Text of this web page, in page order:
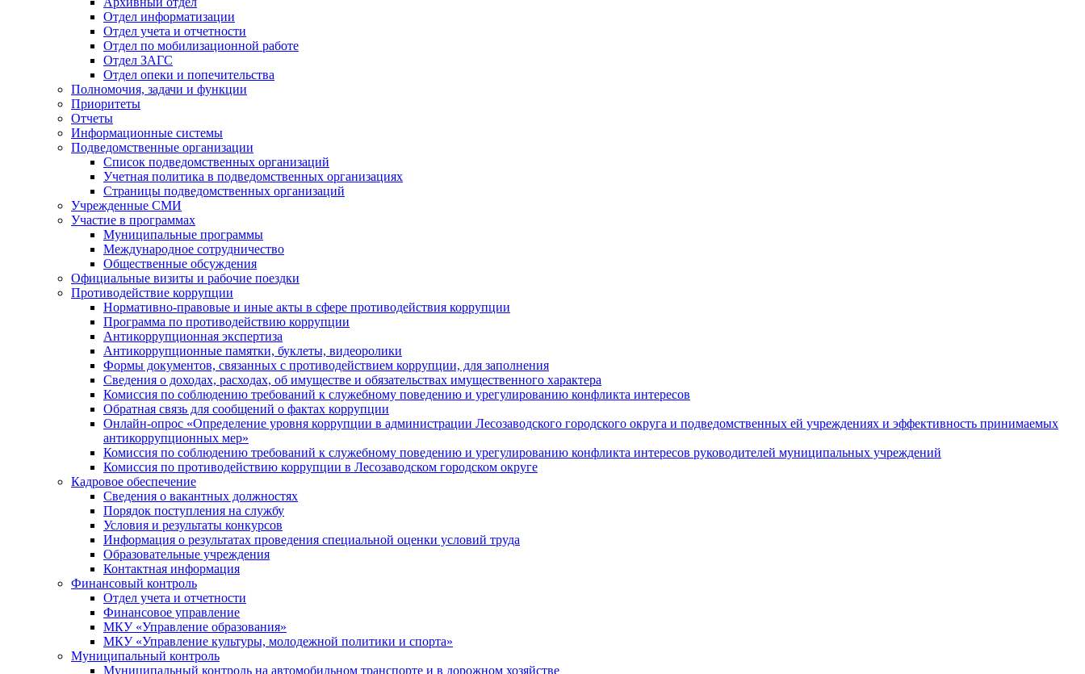
Отдел информатизации
Отдел учета и отчетности
Отдел по мобилизационной работе
Отдел ЗАГС
Отдел опеки и попечительства
Полномочия, задачи и функции
Приоритеты
Отчеты
Информационные системы
Подведомственные организации
Список подведомственных организаций
Учетная политика в подведомственных организациях
Страницы подведомственных организаций
Учрежденные СМИ
Участие в программах
Муниципальные программы
Международное сотрудничество
Общественные обсуждения
Официальные визиты и рабочие поездки
Противодействие коррупции
Нормативно-правовые и иные акты в сфере противодействия коррупции
Программа по противодействию коррупции
Антикоррупционная экспертиза
Антикоррупционные памятки, буклеты, видеоролики
Формы документов, связанных с противодействием коррупции, для заполнения
Сведения о доходах, расходах, об имуществе и обязательствах имущественного характера
Комиссия по соблюдению требований к служебному поведению и урегулированию конфликта интересов
Обратная связь для сообщений о фактах коррупции
Онлайн-опрос «Определение уровня коррупции в администрации Лесозаводского городского округа и подведомственных ей учреждениях и эффективность принимаемых
антикоррупционных мер»
Комиссия по соблюдению требований к служебному поведению и урегулированию конфликта интересов руководителей муниципальных учреждений
Комиссия по противодействию коррупции в Лесозаводском городском округе
Кадровое обеспечение
Сведения о вакантных должностях
Порядок поступления на службу
Условия и результаты конкурсов
Информация о результатах проведения специальной оценки условий труда
Образовательные учреждения
Контактная информация
Финансовый контроль
Отдел учета и отчетности
Финансовое управление
МКУ «Управление образования»
МКУ «Управление культуры, молодежной политики и спорта»
Муниципальный контроль
Муниципальный контроль на автомобильном транспорте и в дорожном хозяйстве